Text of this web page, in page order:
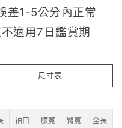
差1-5公分內正常
適用7日鑑賞期
尺寸表
袖口 腰寬 臀寬 全長